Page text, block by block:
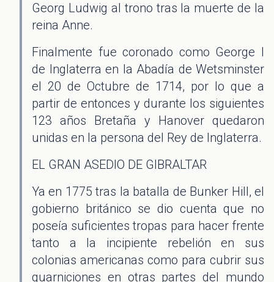
Georg Ludwig al trono tras la muerte de la
reina Anne.
Finalmente fue coronado como George I
de Inglaterra en la Abadía de Wetsminster
el 20 de Octubre de 1714, por lo que a
partir de entonces y durante los siguientes
123 años Bretaña y Hanover quedaron
unidas en la persona del Rey de Inglaterra.
EL GRAN ASEDIO DE GIBRALTAR
Ya en 1775 tras la batalla de Bunker Hill, el
gobierno británico se dio cuenta que no
poseía suficientes tropas para hacer frente
tanto a la incipiente rebelión en sus
colonias americanas como para cubrir sus
guarniciones en otras partes del mundo